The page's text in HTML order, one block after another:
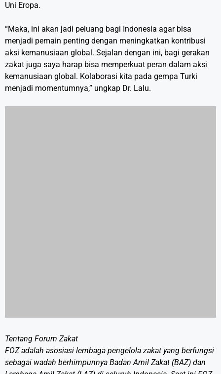
Uni Eropa.
“Maka, ini akan jadi peluang bagi Indonesia agar bisa
menjadi pemain penting dengan meningkatkan kontribusi
aksi kemanusiaan global. Sejalan dengan ini, bagi gerakan
zakat juga saya harap bisa memperkuat peran dalam aksi
kemanusiaan global. Kolaborasi kita pada gempa Turki
menjadi momentumnya,” ungkap Dr. Lalu.
Tentang Forum Zakat
FOZ adalah asosiasi lembaga pengelola zakat yang berfungsi
sebagai wadah berhimpunnya Badan Amil Zakat (BAZ) dan